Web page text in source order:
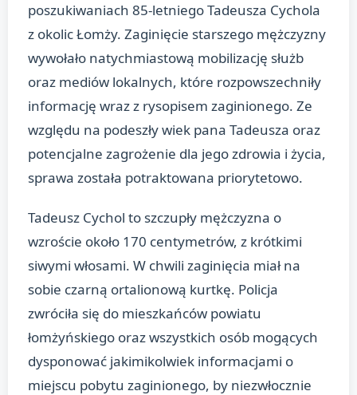
poszukiwaniach 85-letniego Tadeusza Cychola
z okolic Łomży. Zaginięcie starszego mężczyzny
wywołało natychmiastową mobilizację służb
oraz mediów lokalnych, które rozpowszechniły
informację wraz z rysopisem zaginionego. Ze
względu na podeszły wiek pana Tadeusza oraz
potencjalne zagrożenie dla jego zdrowia i życia,
sprawa została potraktowana priorytetowo.
Tadeusz Cychol to szczupły mężczyzna o
wzroście około 170 centymetrów, z krótkimi
siwymi włosami. W chwili zaginięcia miał na
sobie czarną ortalionową kurtkę. Policja
zwróciła się do mieszkańców powiatu
łomżyńskiego oraz wszystkich osób mogących
dysponować jakimikolwiek informacjami o
miejscu pobytu zaginionego, by niezwłocznie